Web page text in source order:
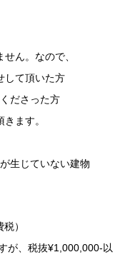
ん。なので、
して頂いた方
ださった方
ます。
生じていない建物
）
が、税抜¥1,000,000-以